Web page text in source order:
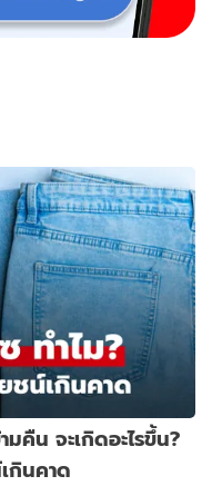
คืน จะเกิดอะไรขึ้น?
กินคาด